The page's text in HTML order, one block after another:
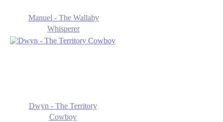
Manuel - The Wallaby
Whisperer
Dwyn - The Territory
Cowboy